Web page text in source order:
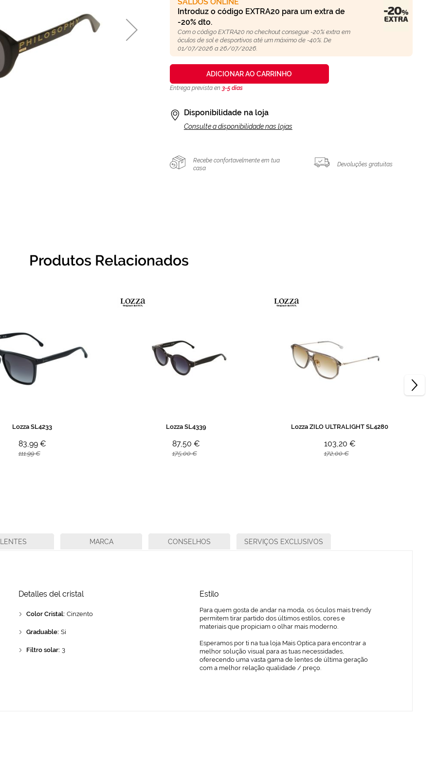
Introduz o código EXTRA20 para um extra de
-20% dto.
Com o código EXTRA20 no checkout consegue -20% extra em
óculos de sol e desportivos até um máximo de -40%. De
01/07/2026 a 26/07/2026.
ADICIONAR AO CARRINHO
Entrega prevista en 3-5 días
Disponibilidade na loja
Consulte a disponibilidade nas lojas
Recebe confortavelmente em tua
casa
Devoluções gratuitas
Produtos Relacionados
Lozza SL4233
83,99 €
111,99 €
Lozza SL4339
87,50 €
175,00 €
Lozza ZILO ULTRALIGHT SL4280
103,20 €
172,00 €
Detalles del cristal
Color Cristal: Cinzento
Graduable: Si
Filtro solar: 3
Estilo
Para quem gosta de andar na moda, os óculos mais trendy
permitem tirar partido dos últimos estilos, cores e
materiais que propiciam o olhar mais moderno.
Esperamos por ti na tua loja Mais Optica para encontrar a
melhor solução visual para as tuas necessidades,
oferecendo uma vasta gama de lentes de última geração
com a melhor relação qualidade / preço.
LENTES MARCA CONSELHOS SERVIÇOS EXCLUSIVOS